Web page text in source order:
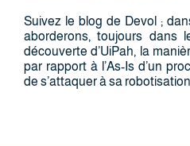
Suivez le blog de Devol ;
aborderons, toujours dans
découverte d’UiPah, la
par rapport à l’As-Is d’un
de s’attaquer à sa